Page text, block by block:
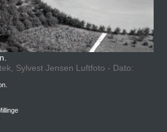
Sylvest Jensen Luftfoto - Dato: